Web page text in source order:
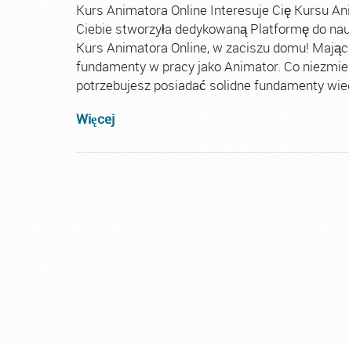
Kurs Animatora Online Interesuje Cię Kursu
Ciebie stworzyła dedykowaną Platformę do
Kurs Animatora Online, w zaciszu domu!
fundamenty w pracy jako Animator. Co
potrzebujesz posiadać solidne fundamenty
Więcej